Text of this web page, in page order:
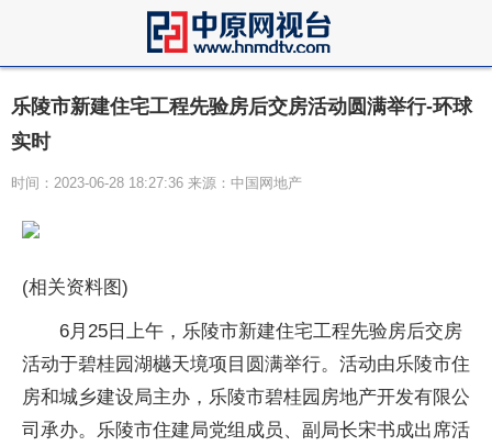
乐陵市新建住宅工程先验房后交房活动圆满举行-环球
实时
时间：2023-06-28 18:27:36 来源：中国网地产
(相关资料图)
6月25日上午，乐陵市新建住宅工程先验房后交房
活动于碧桂园湖樾天境项目圆满举行。活动由乐陵市住
房和城乡建设局主办，乐陵市碧桂园房地产开发有限公
司承办。乐陵市住建局党组成员、副局长宋书成出席活